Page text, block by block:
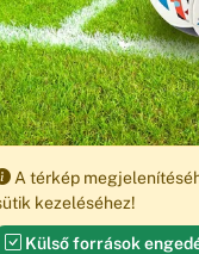
A térkép
kezeléséhez!
Külső források